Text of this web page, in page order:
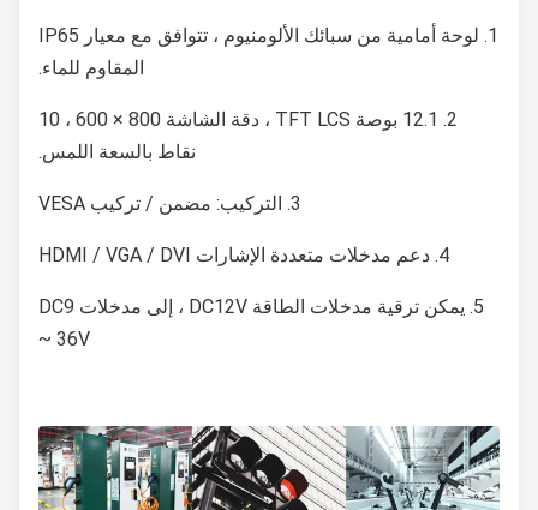
1. لوحة أمامية من سبائك الألومنيوم ، تتوافق مع معيار IP65
المقاوم للماء.
2. 12.1 بوصة TFT LCS ، دقة الشاشة 800 × 600 ، 10
نقاط بالسعة اللمس.
5. يمكن ترقية مدخلات الطاقة DC12V ، إلى مدخلات DC9
~ 36V